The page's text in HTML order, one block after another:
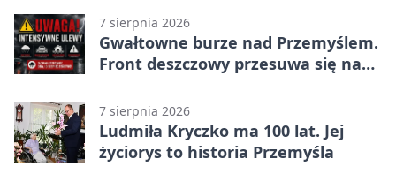
7 sierpnia 2026
Gwałtowne burze nad Przemyślem.
Front deszczowy przesuwa się na
7 sierpnia 2026
Ludmiła Kryczko ma 100 lat. Jej
życiorys to historia Przemyśla